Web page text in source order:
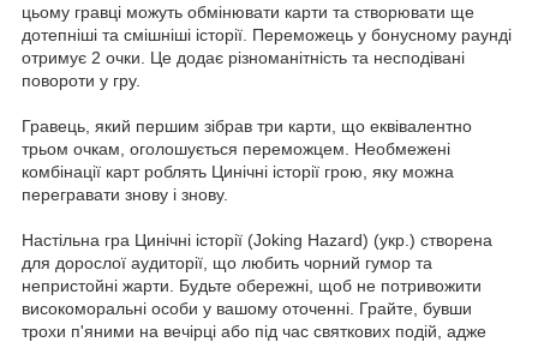
цьому гравці можуть обмінювати карти та створювати ще
дотепніші та смішніші історії. Переможець у бонусному раунді
отримує 2 очки. Це додає різноманітність та несподівані
повороти у гру.
Гравець, який першим зібрав три карти, що еквівалентно
трьом очкам, оголошується переможцем. Необмежені
комбінації карт роблять Цинічні історії грою, яку можна
перегравати знову і знову.
Настільна гра Цинічні історії (Joking Hazard) (укр.) створена
для дорослої аудиторії, що любить чорний гумор та
непристойні жарти. Будьте обережні, щоб не потривожити
високоморальні особи у вашому оточенні. Грайте, бувши
трохи п'яними на вечірці або під час святкових подій, адже